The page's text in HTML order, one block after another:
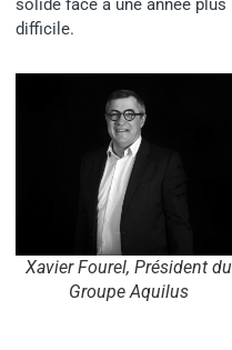
difficile.
Xavier Fourel, Président du
Groupe Aquilus